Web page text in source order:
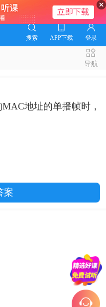
搜索 APP下载 登录
导航
地址的单播帧时，
案